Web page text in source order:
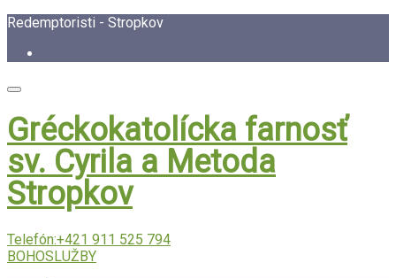
Redemptoristi - Stropkov
Gréckokatolícka farnosť
sv. Cyrila a Metoda
Stropkov
Telefón:+421 911 525 794
BOHOSLUŽBY